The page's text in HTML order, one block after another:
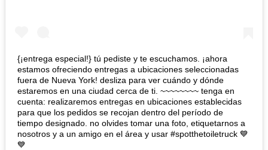
{¡entrega especial!} tú pediste y te escuchamos. ¡ahora
estamos ofreciendo entregas a ubicaciones seleccionadas
fuera de Nueva York! desliza para ver cuándo y dónde
estaremos en una ciudad cerca de ti. ~~~~~~~~ tenga en
cuenta: realizaremos entregas en ubicaciones establecidas
para que los pedidos se recojan dentro del período de
tiempo designado. no olvides tomar una foto, etiquetarnos a
nosotros y a un amigo en el área y usar #spotthetoiletruck 💙
💙